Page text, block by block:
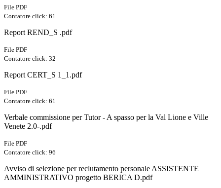
File PDF
Contatore click: 61
Report REND_S .pdf
File PDF
Contatore click: 32
Report CERT_S 1_1.pdf
File PDF
Contatore click: 61
Verbale commissione per Tutor - A spasso per la Val Lione e Ville
Venete 2.0-.pdf
File PDF
Contatore click: 96
Avviso di selezione per reclutamento personale ASSISTENTE
AMMINISTRATIVO progetto BERICA D.pdf